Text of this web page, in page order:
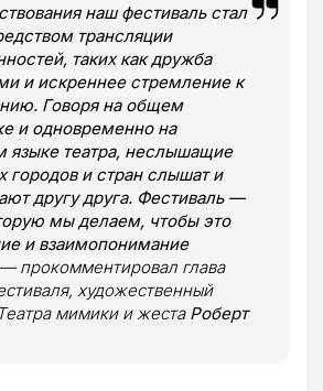
наш фестиваль стал
трансляции
таких как дружба
и искреннее стремление к
Говоря на общем
и одновременно на
языке театра, неслышащие
городов и стран слышат и
другу друга. Фестиваль —
мы делаем, чтобы это
и взаимопонимание
прокомментировал глава
художественный
мимики и жеста Роберт